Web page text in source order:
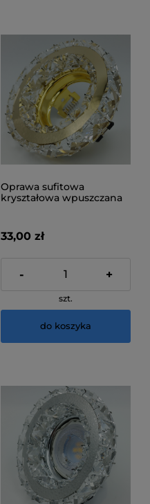
Oprawa sufitowa
kryształowa wpuszczana
33,00 zł
- +
szt.
do koszyka